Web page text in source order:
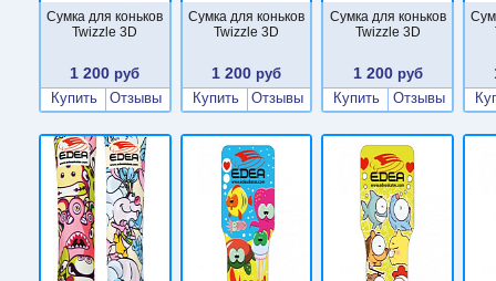
Сумка для коньков
Twizzle 3D
1 200 руб
Купить
Отзывы
Сумка для коньков
Twizzle 3D
1 200 руб
Купить
Отзывы
Сумка для коньков
Twizzle 3D
1 200руб
Купить
Отзывы